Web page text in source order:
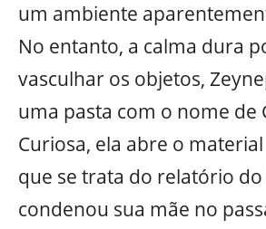
um ambiente
No entanto, a calma dura
vasculhar os objetos,
uma pasta com o nome de
Curiosa, ela abre o
que se trata do relatório
condenou sua mãe no